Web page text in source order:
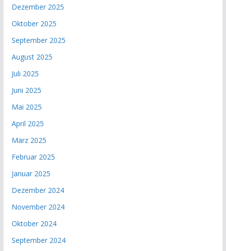
Dezember 2025
Oktober 2025
September 2025
August 2025
Juli 2025
Juni 2025
Mai 2025
April 2025
März 2025
Februar 2025
Januar 2025
Dezember 2024
November 2024
Oktober 2024
September 2024